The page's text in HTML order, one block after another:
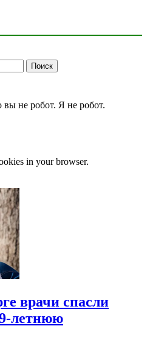
вы не робот. Я не робот.
in your browser.
врачи спасли
летнюю